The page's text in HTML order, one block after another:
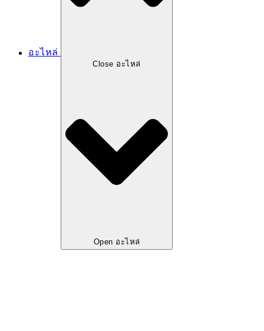
อะไหล่
Close อะไหล่
Open อะไหล่